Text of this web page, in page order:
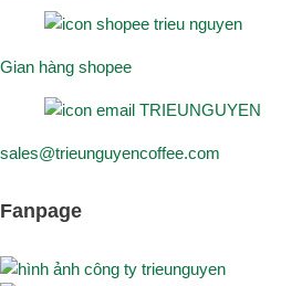
Gian hàng shopee
sales@trieunguyencoffee.com
Fanpage